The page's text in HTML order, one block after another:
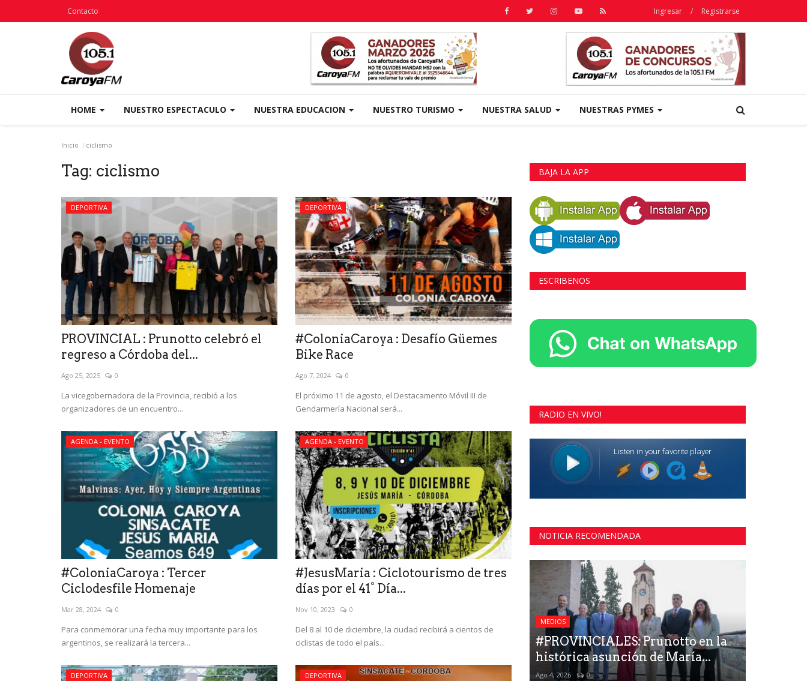
Contacto Ingresar / Registrarse
HOME NUESTRO ESPECTACULO NUESTRA EDUCACION NUESTRO TURISMO NUESTRA SALUD NUESTRAS PYMES
Inicio ciclismo
Tag: ciclismo
DEPORTIVA
PROVINCIAL : Prunotto celebró el
regreso a Córdoba del...
Ago 25, 2025 0
La vicegobernadora de la Provincia, recibió a los
organizadores de un encuentro...
DEPORTIVA
#ColoniaCaroya : Desafío Güemes
Bike Race
Ago 7, 2024 0
El próximo 11 de agosto, el Destacamento Móvil III de
Gendarmería Nacional será...
AGENDA - EVENTO
#ColoniaCaroya : Tercer
Ciclodesfile Homenaje
Mar 28, 2024 0
Para conmemorar una fecha muy importante para los
argentinos, se realizará la tercera...
AGENDA - EVENTO
#JesusMaria : Ciclotourismo de tres
días por el 41° Día...
Nov 10, 2023 0
Del 8 al 10 de diciembre, la ciudad recibirá a cientos de
ciclistas de todo el país...
DEPORTIVA DEPORTIVA
BAJA LA APP
ESCRIBENOS
RADIO EN VIVO!
NOTICIA RECOMENDADA
MEDIOS
#PROVINCIALES: Prunotto en la
histórica asunción de María...
Ago 4, 2026 0